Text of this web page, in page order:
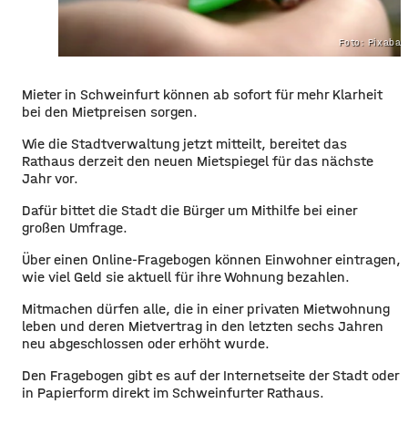
Foto:
Mieter in Schweinfurt können ab sofortfür mehr Klarheit
bei den Mietpreisen sorgen.
Wie die Stadtverwaltung jetzt mitteilt, bereitet das
Rathaus derzeit den neuen Mietspiegel für das nächste
Jahr vor.
Dafür bittet die Stadt die Bürger um Mithilfe bei einer
großen Umfrage.
Über einen Online-Fragebogen können Einwohner eintragen,
wie viel Geld sie aktuell für ihre Wohnung bezahlen.
Mitmachen dürfen alle, die in einer privaten Mietwohnung
leben und deren Mietvertrag in den letzten sechs Jahren
neu abgeschlossen oder erhöht wurde.
Den Fragebogen gibt es auf der Internetseite der Stadt oder
in Papierform direkt im Schweinfurter Rathaus.